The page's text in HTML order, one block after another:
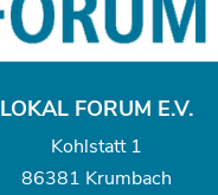
LOKAL FORUM E.V.
Kohlstatt 1
86381 Krumbach